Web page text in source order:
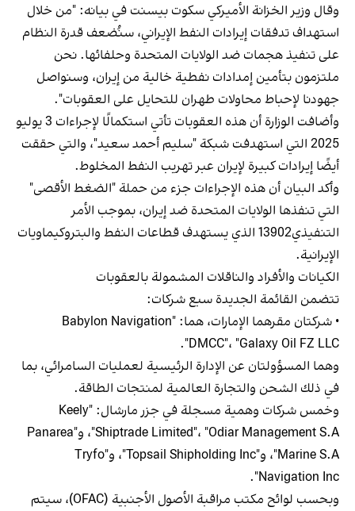
وقال وزير الخزانة الأميركي سكوت بيسنت في بيانه: "من خلال
استهداف تدفقات إيرادات النفط الإيراني، سنُضعف قدرة النظام
على تنفيذ هجمات ضد الولايات المتحدة وحلفائها. نحن
ملتزمون بتأمين إمدادات نفطية خالية من إيران، وسنواصل
جهودنا لإحباط محاولات طهران للتحايل على العقوبات".
وأضافت الوزارة أن هذه العقوبات تأتي استكمالًا لإجراءات 3 يوليو
2025 التي استهدفت شبكة "سليم أحمد سعيد"، والتي حققت
أيضًا إيرادات كبيرة لإيران عبر تهريب النفط المخلوط.
وأكد البيان أن هذه الإجراءات جزء من حملة "الضغط الأقصى"
التي تنفذها الولايات المتحدة ضد إيران، بموجب الأمر
التنفيذي13902 الذي يستهدف قطاعات النفط والبتروكيماويات
الإيرانية.
الكيانات والأفراد والناقلات المشمولة بالعقوبات
تتضمن القائمة الجديدة سبع شركات:
• شركتان مقرهما الإمارات، هما: "Babylon Navigation
DMCC"، "Galaxy Oil FZ LLC".
وهما المسؤولتان عن الإدارة الرئيسية لعمليات السامرائي، بما
في ذلك الشحن والتجارة العالمية لمنتجات الطاقة.
وخمس شركات وهمية مسجلة في جزر مارشال: "Keely
Shiptrade Limited"، "Odiar Management S.A"، و"Panarea
Marine S.A"، و"Topsail Shipholding Inc"، و"Tryfo
Navigation Inc".
وبحسب لوائح مكتب مراقبة الأصول الأجنبية (OFAC)، سيتم